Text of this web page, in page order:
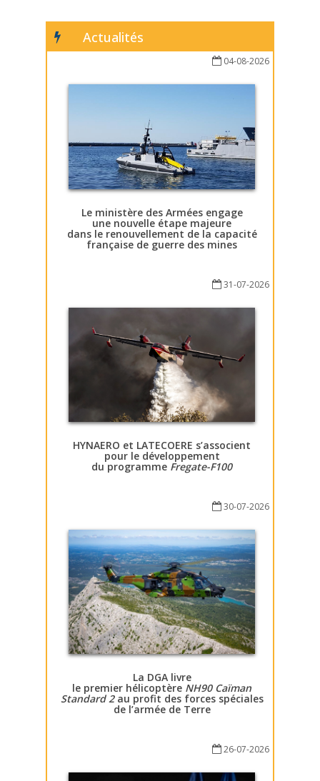
Actualités
04-08-2026
Le ministère des Armées engage
une nouvelle étape majeure
dans le renouvellement de la capacité
française de guerre des mines
31-07-2026
HYNAERO et LATECOERE s’associent
pour le développement
du programme Fregate-F100
30-07-2026
La DGA livre
le premier hélicoptère NH90 Caïman
Standard 2au profit des forces spéciales
de l’armée de Terre
26-07-2026